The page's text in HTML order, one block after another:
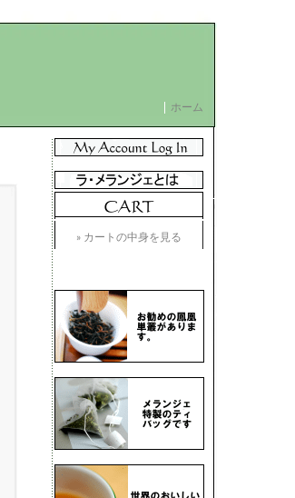
ホーム
» カートの中身を見る